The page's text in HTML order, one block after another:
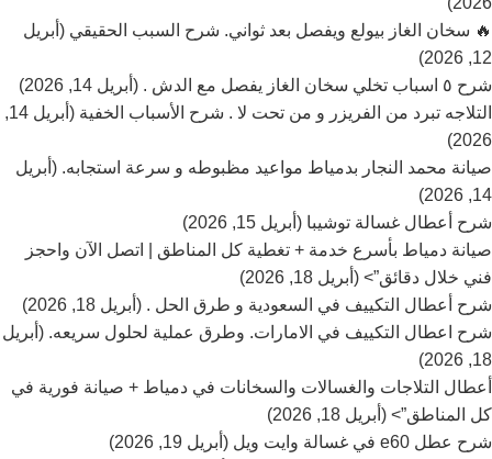
🔥 سخان الغاز بيولع ويفصل بعد ثواني. شرح السبب الحقيقي (أبريل
12, 2026)
شرح ٥ اسباب تخلي سخان الغاز يفصل مع الدش . (أبريل 14, 2026)
التلاجه تبرد من الفريزر و من تحت لا . شرح الأسباب الخفية (أبريل 14,
2026)
صيانة محمد النجار بدمياط مواعيد مظبوطه و سرعة استجابه. (أبريل
14, 2026)
شرح أعطال غسالة توشيبا (أبريل 15, 2026)
صيانة دمياط بأسرع خدمة + تغطية كل المناطق | اتصل الآن واحجز
فني خلال دقائق”> (أبريل 18, 2026)
شرح أعطال التكييف في السعودية و طرق الحل . (أبريل 18, 2026)
شرح اعطال التكييف في الامارات. وطرق عملية لحلول سريعه. (أبريل
18, 2026)
أعطال التلاجات والغسالات والسخانات في دمياط + صيانة فورية في
كل المناطق”> (أبريل 18, 2026)
شرح عطل e60 في غسالة وايت ويل (أبريل 19, 2026)